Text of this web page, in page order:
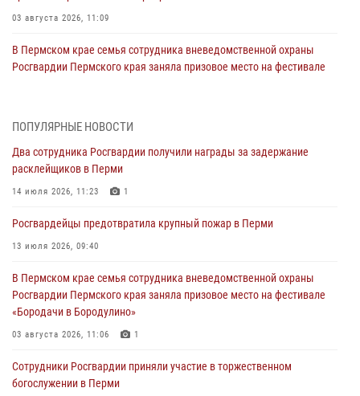
03 августа 2026, 11:09
В Пермском крае семья сотрудника вневедомственной охраны
Росгвардии Пермского края заняла призовое место на фестивале
юных спортсменов
03 августа 2026, 10:59
30 июля 2026, 05:19
богослужении в Перми
28 июля 2026, 10:44
Росгвардейцы оказали силовую поддержку при задержании
28 июля 2026, 06:15
ПОПУЛЯРНЫЕ НОВОСТИ
Два сотрудника Росгвардии получили награды за задержание
расклейщиков в Перми
14 июля 2026, 11:23 1
Росгвардейцы предотвратила крупный пожар в Перми
13 июля 2026, 09:40
В Пермском крае семья сотрудника вневедомственной охраны
Росгвардии Пермского края заняла призовое место на фестивале
«Бородачи в Бородулино»
03 августа 2026, 11:06 1
Сотрудники Росгвардии приняли участие в торжественном
богослужении в Перми